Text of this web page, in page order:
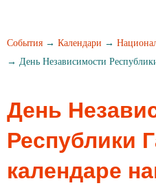
События → Календари →
→ День Независимости
День
Республики
календаре